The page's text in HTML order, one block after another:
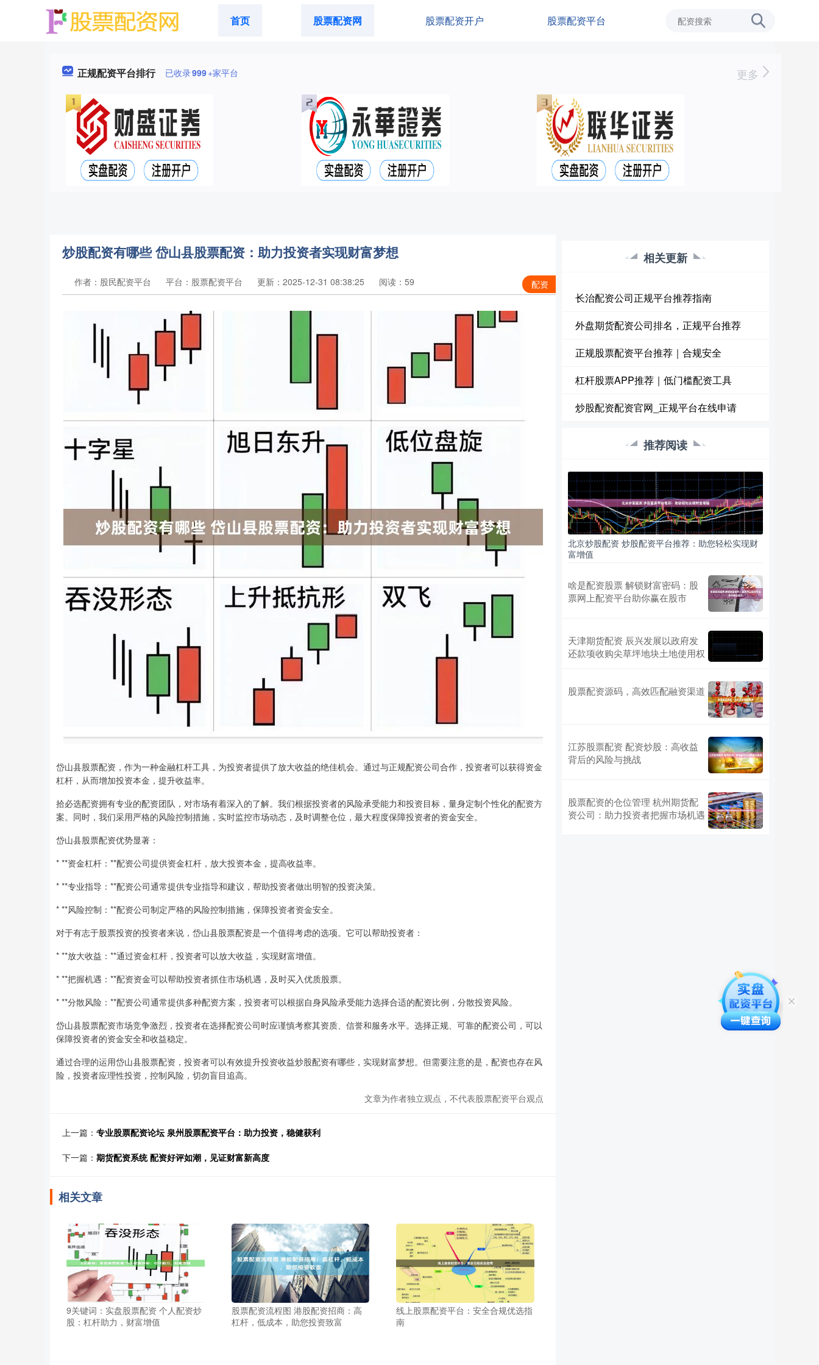
首页 股票配资网 股票配资开户 股票配资平台
正规配资平台排行 已收录999+家平台 更多
炒股配资有哪些 岱山县股票配资：助力投资者实现财富梦想
配资
作者：股民配资平台 平台：股票配资平台 更新：2025-12-31 08:38:25 阅读：59
岱山县股票配资，作为一种金融杠杆工具，为投资者提供了放大收益的绝佳机会。通过与正规配资公司合作，投资者可以获得资金
杠杆，从而增加投资本金，提升收益率。
拾必选配资拥有专业的配资团队，对市场有着深入的了解。我们根据投资者的风险承受能力和投资目标，量身定制个性化的配资方
案。同时，我们采用严格的风险控制措施，实时监控市场动态，及时调整仓位，最大程度保障投资者的资金安全。
岱山县股票配资优势显著：
* **资金杠杆：**配资公司提供资金杠杆，放大投资本金，提高收益率。
* **专业指导：**配资公司通常提供专业指导和建议，帮助投资者做出明智的投资决策。
* **风险控制：**配资公司制定严格的风险控制措施，保障投资者资金安全。
对于有志于股票投资的投资者来说，岱山县股票配资是一个值得考虑的选项。它可以帮助投资者：
* **放大收益：**通过资金杠杆，投资者可以放大收益，实现财富增值。
* **把握机遇：**配资资金可以帮助投资者抓住市场机遇，及时买入优质股票。
* **分散风险：**配资公司通常提供多种配资方案，投资者可以根据自身风险承受能力选择合适的配资比例，分散投资风险。
岱山县股票配资市场竞争激烈，投资者在选择配资公司时应谨慎考察其资质、信誉和服务水平。选择正规、可靠的配资公司，可以
保障投资者的资金安全和收益稳定。
通过合理的运用岱山县股票配资，投资者可以有效提升投资收益炒股配资有哪些，实现财富梦想。但需要注意的是，配资也存在风
险，投资者应理性投资，控制风险，切勿盲目追高。
文章为作者独立观点，不代表股票配资平台观点
上一篇： 专业股票配资论坛 泉州股票配资平台：助力投资，稳健获利
下一篇： 期货配资系统 配资好评如潮，见证财富新高度
相关文章
9关键词：实盘股票配资 个人配资炒
股：杠杆助力，财富增值
股票配资流程图 港股配资招商：高
杠杆，低成本，助您投资致富
线上股票配资平台：安全合规优选指
南
相关更新
长治配资公司正规平台推荐指南
外盘期货配资公司排名，正规平台推荐
正规股票配资平台推荐｜合规安全
杠杆股票APP推荐｜低门槛配资工具
炒股配资配资官网_正规平台在线申请
推荐阅读
北京炒股配资 炒股配资平台推荐：助您轻松实现财
富增值
啥是配资股票 解锁财富密码：股
票网上配资平台助你赢在股市
天津期货配资 辰兴发展以政府发
还款项收购尖草坪地块土地使用权
股票配资源码，高效匹配融资渠道
江苏股票配资 配资炒股：高收益
背后的风险与挑战
股票配资的仓位管理 杭州期货配
资公司：助力投资者把握市场机遇